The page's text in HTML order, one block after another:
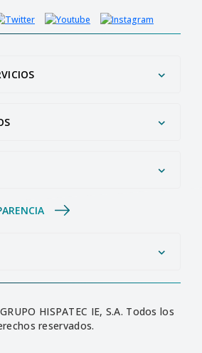
HISPATEC IE, S.A. Todos los
reservados.